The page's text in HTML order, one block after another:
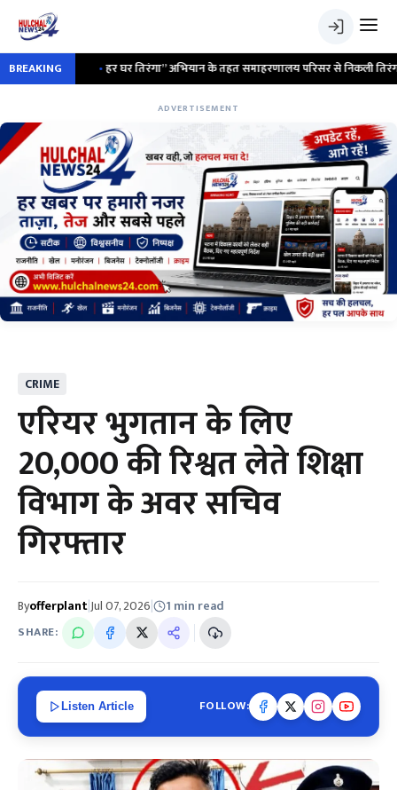
BREAKING
•हर घर तिरंगा” अभियान के तहत समाहरणालय परिसर से निकली तिरंगा साइकिल
ADVERTISEMENT
CRIME
एरियर भुगतान के लिए
₹20,000 की रिश्वत लेते शिक्षा
विभाग के अवर सचिव
गिरफ्तार
Byofferplant|Jul 07, 2026| 1 min read
SHARE:
Listen Article FOLLOW: